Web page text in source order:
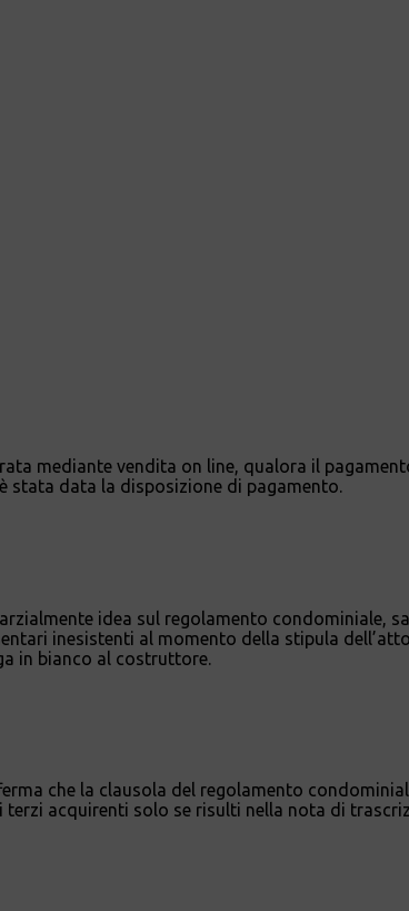
mediante vendita on line, qualora il
stata data la disposizione di pagamento.
idea sul regolamento condominiale,
inesistenti al momento della stipula
in bianco al costruttore.
che la clausola del regolamento
acquirenti solo se risulti nella nota di